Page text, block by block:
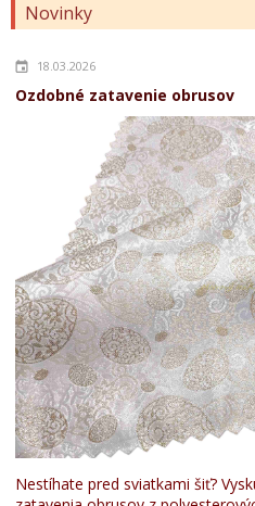
Novinky
18.03.2026
Ozdobné zatavenie obrusov
Nestíhate pred sviatkami šiť?